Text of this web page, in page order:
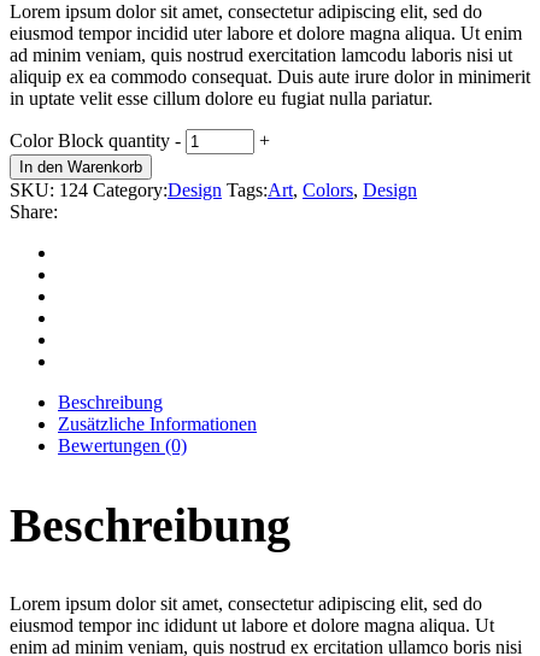
Lorem ipsum dolor sit amet, consectetur adipiscing elit, sed do
eiusmod tempor incidid uter labore et dolore magna aliqua. Ut enim
ad minim veniam, quis nostrud exercitation lamcodu laboris nisi ut
aliquip ex ea commodo consequat. Duis aute irure dolor in minimerit
in uptate velit esse cillum dolore eu fugiat nulla pariatur.
Color Block quantity - +
In den Warenkorb
SKU: 124 Category:Design Tags:Art, Colors, Design
Share:
Beschreibung
Zusätzliche Informationen
Bewertungen (0)
Beschreibung
Lorem ipsum dolor sit amet, consectetur adipiscing elit, sed do
eiusmod tempor inc ididunt ut labore et dolore magna aliqua. Ut
enim ad minim veniam, quis nostrud ex ercitation ullamco boris nisi